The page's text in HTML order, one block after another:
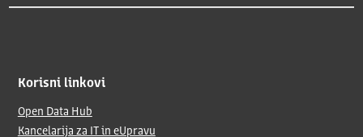
Korisni linkovi
Open Data Hub
Kancelarija za IT in eUpravu